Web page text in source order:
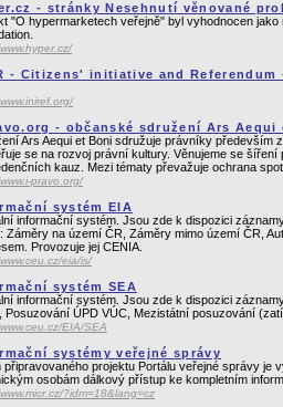
- stránky Nesehnutí věnované
"O hypermarketech veřejně" byl vyhodnocen
- Citizens' initiative and
- občanské sdružení Ars Aequi
Ars Aequi et Boni sdružuje právníky
se na rozvoj právní kultury. Věnujeme se
kauz. Mezi tématy převažuje ochrana
pravo.org/
systém EIA
informační systém. Jsou zde k dispozici
Záměry na území ČR, Záměry mimo území ČR,
Provozuje jej CENIA.
eia/is/
systém SEA
informační systém. Jsou zde k dispozici
Posuzování ÚPD VÚC, Mezistátní posuzování
EIA/SEA
systémy veřejné správy
připravovaného projektu Portálu veřejné správy je
osobám dálkový přístup ke kompletním
?idm=18&lang=cz